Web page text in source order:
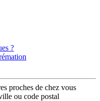
?
proches de chez vous
ou code postal